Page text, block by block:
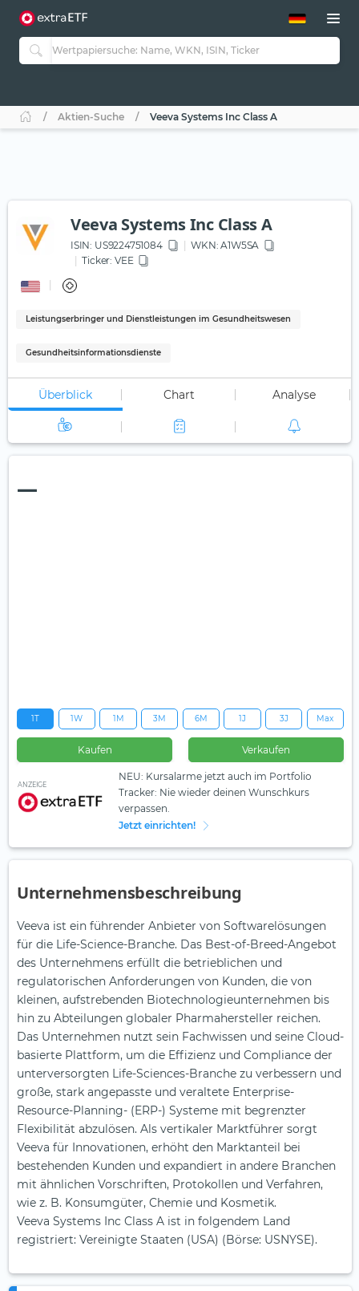
ETF-Guide 2.0
Guide Aktive ETFs
ETF-Sparpläne
Aktien-Suche Veeva Systems Inc Class A
Veeva Systems Inc Class A
ISIN: US9224751084 WKN: A1W5SA
Ticker: VEE
Leistungserbringer und Dienstleistungen im Gesundheitswesen
Gesundheitsinformationsdienste
Überblick Chart Analyse
—
1T 1W 1M 3M 6M 1J 3J Max
Kaufen Verkaufen
ANZEIGE
NEU: Kursalarme jetzt auch im Portfolio
Tracker: Nie wieder deinen Wunschkurs
verpassen.
Jetzt einrichten!
Unternehmensbeschreibung
Veeva ist ein führender Anbieter von Softwarelösungen
für die Life-Science-Branche. Das Best-of-Breed-Angebot
des Unternehmens erfüllt die betrieblichen und
regulatorischen Anforderungen von Kunden, die von
kleinen, aufstrebenden Biotechnologieunternehmen bis
hin zu Abteilungen globaler Pharmahersteller reichen.
Das Unternehmen nutzt sein Fachwissen und seine Cloud-
basierte Plattform, um die Effizienz und Compliance der
unterversorgten Life-Sciences-Branche zu verbessern und
große, stark angepasste und veraltete Enterprise-
Resource-Planning- (ERP-) Systeme mit begrenzter
Flexibilität abzulösen. Als vertikaler Marktführer sorgt
Veeva für Innovationen, erhöht den Marktanteil bei
bestehenden Kunden und expandiert in andere Branchen
mit ähnlichen Vorschriften, Protokollen und Verfahren,
wie z. B. Konsumgüter, Chemie und Kosmetik.
Veeva Systems Inc Class A ist in folgendem Land
registriert: Vereinigte Staaten (USA) (Börse: USNYSE).